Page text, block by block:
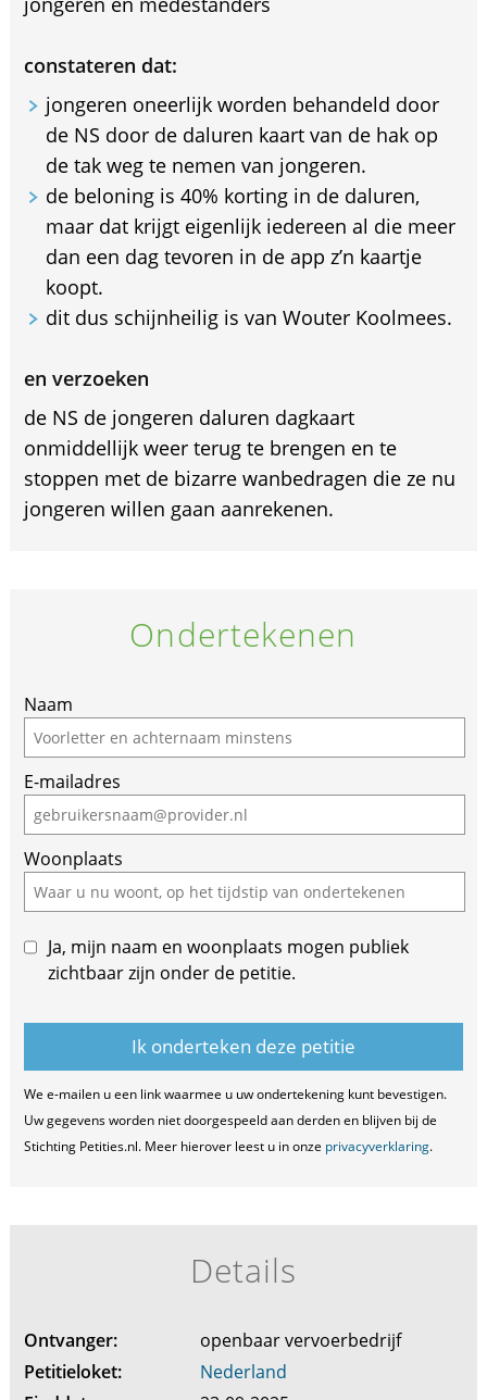
constateren dat:
jongeren oneerlijk worden behandeld door
de NS door de daluren kaart van de hak op
de tak weg te nemen van jongeren.
de beloning is 40% korting in de daluren,
maar dat krijgt eigenlijk iedereen al die meer
dan een dag tevoren in de app z’n kaartje
koopt.
dit dus schijnheilig is van Wouter Koolmees.
en verzoeken
de NS de jongeren daluren dagkaart
onmiddellijk weer terug te brengen en te
stoppen met de bizarre wanbedragen die ze nu
jongeren willen gaan aanrekenen.
Ondertekenen
Naam
E-mailadres
Woonplaats
Ja, mijn naam en woonplaats mogen publiek
zichtbaar zijn onder de petitie.
We e-mailen u een link waarmee u uw ondertekening kunt bevestigen.
Uw gegevens worden niet doorgespeeld aan derden en blijven bij de
Stichting Petities.nl. Meer hierover leest u in onze privacyverklaring.
Details
Ontvanger:
openbaar vervoerbedrijf
Petitieloket:
Nederland